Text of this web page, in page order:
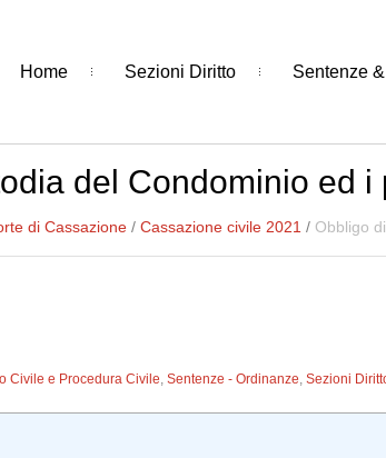
Home Sezioni Diritto Sentenze
del Condominio ed i
di Cassazione / Cassazione civile 2021 / Obbligo
Civile e Procedura Civile,Sentenze - Ordinanze,Sezioni